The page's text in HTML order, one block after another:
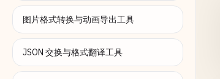
图片格式转换与动画导出工具
JSON 交换与格式翻译工具